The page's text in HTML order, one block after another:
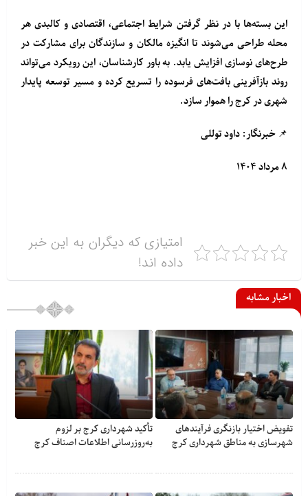
این بسته‌ها با در نظر گرفتن شرایط اجتماعی، اقتصادی و کالبدی هر
محله طراحی می‌شوند تا انگیزه مالکان و سازندگان برای مشارکت در
طرح‌های نوسازی افزایش یابد. به باور کارشناسان، این رویکرد می‌تواند
روند بازآفرینی بافت‌های فرسوده را تسریع کرده و مسیر توسعه پایدار
شهری در کرج را هموار سازد.
📌 خبرنگار: داود توللی
۸ مرداد ۱۴۰۴
امتیازی که دیگران به این خبر
داده اند!
اخبار مشابه
تفویض اختیار بازنگری فرآیندهای
شهرسازی به مناطق شهرداری کرج
تأکید شهرداری کرج بر لزوم
به‌روزرسانی اطلاعات اصناف کرج